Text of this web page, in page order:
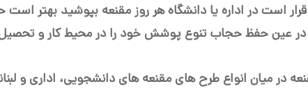
است در اداره یا دانشگاه هر روز مقنعه بپوشید بهتر
در عین حفظ حجاب تنوع پوشش خود را در محیط کار و
در میان انواع طرح های مقنعه های دانشجویی، اداری و